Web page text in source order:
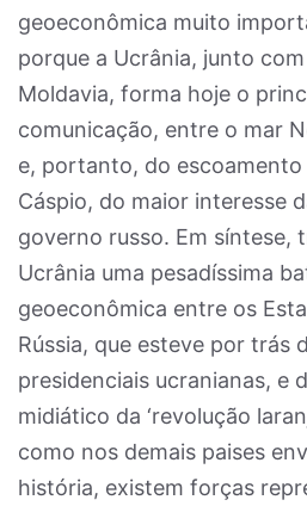
geoeconômica muito
porque a Ucrânia, junto
Moldavia, forma hoje o
comunicação, entre o mar
e, portanto, do
Cáspio, do maior interesse
governo russo. Em síntese,
Ucrânia uma pesadíssima
geoeconômica entre os
Rússia, que esteve por trás
presidenciais ucranianas, e
midiático da ‘revolução
como nos demais paises
história, existem forças